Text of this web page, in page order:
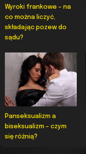
Wyroki frankowe – na
co można liczyć,
składając pozew do
sądu?
Panseksualizm a
biseksualizm – czym
się różnią?